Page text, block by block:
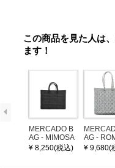
この商品を見た人は
ます！
MERCADO B
AG - MIMOSA
- Black (SHOR
¥ 8,250(税込)
AG -
LONG
¥ 9,680(